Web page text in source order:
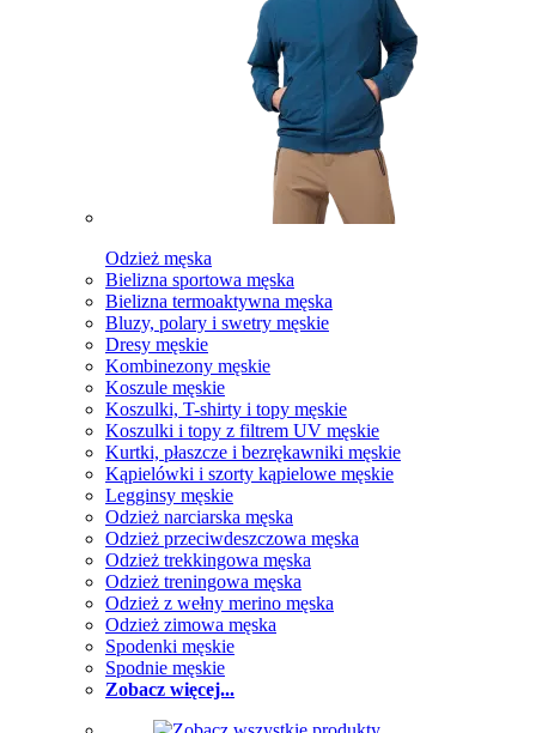
Odzież męska
Bielizna sportowa męska
Bielizna termoaktywna męska
Bluzy, polary i swetry męskie
Dresy męskie
Kombinezony męskie
Koszule męskie
Koszulki, T-shirty i topy męskie
Koszulki i topy z filtrem UV męskie
Kurtki, płaszcze i bezrękawniki męskie
Kąpielówki i szorty kąpielowe męskie
Legginsy męskie
Odzież narciarska męska
Odzież przeciwdeszczowa męska
Odzież trekkingowa męska
Odzież treningowa męska
Odzież z wełny merino męska
Odzież zimowa męska
Spodenki męskie
Spodnie męskie
Zobacz więcej...